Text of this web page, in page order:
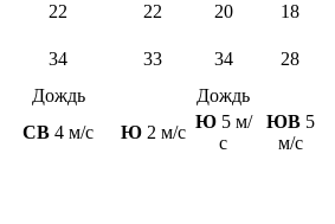
22 22 20
18
34 33 34
28
Дождь
Дождь
СВ 4 м/с Ю2 м/с
Ю5 м/
с
ЮВ5
м/с